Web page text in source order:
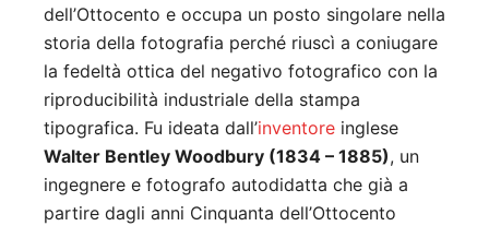
dell’Ottocento e occupa un posto singolare nella
storia della fotografia perché riuscì a coniugare
la fedeltà ottica del negativo fotografico con la
riproducibilità industriale della stampa
tipografica. Fu ideata dall’inventore inglese
Walter Bentley Woodbury (1834 – 1885), un
ingegnere e fotografo autodidatta che già a
partire dagli anni Cinquanta dell’Ottocento